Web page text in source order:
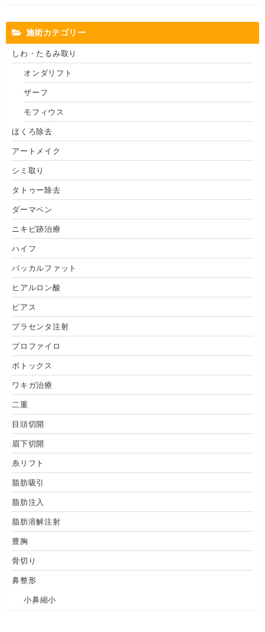
施術カテゴリー
しわ・たるみ取り
オンダリフト
ザーフ
モフィウス
ほくろ除去
アートメイク
シミ取り
タトゥー除去
ダーマペン
ニキビ跡治療
ハイフ
バッカルファット
ヒアルロン酸
ピアス
プラセンタ注射
プロファイロ
ボトックス
ワキガ治療
二重
目頭切開
眉下切開
糸リフト
脂肪吸引
脂肪注入
脂肪溶解注射
豊胸
骨切り
鼻整形
小鼻縮小